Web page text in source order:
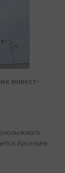
инвест-
Арсеньев